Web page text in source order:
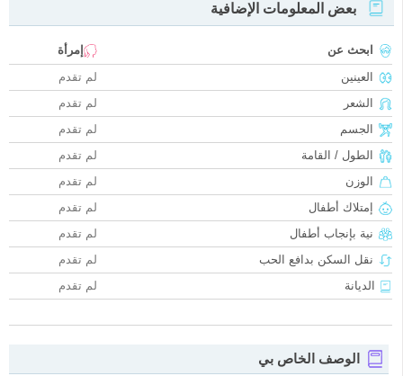
بعض المعلومات الإضافية
ابحث عن
إمرأة
العينين
لم تقدم
الشعر
لم تقدم
الجسم
لم تقدم
الطول / القامة
لم تقدم
الوزن
لم تقدم
إمتلاك أطفال
لم تقدم
نية بإنجاب أطفال
لم تقدم
نقل السكن بدافع الحب
لم تقدم
الديانة
لم تقدم
الوصف الخاص بي